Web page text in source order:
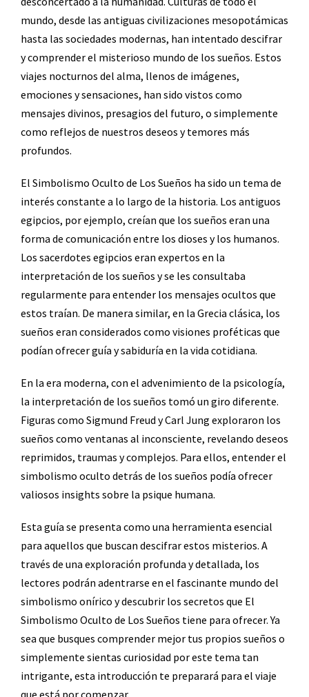
mundo, desde las antiguas civilizaciones mesopotámicas
hasta las sociedades modernas, han intentado descifrar
y comprender el misterioso mundo de los sueños. Estos
viajes nocturnos del alma, llenos de imágenes,
emociones y sensaciones, han sido vistos como
mensajes divinos, presagios del futuro, o simplemente
como reflejos de nuestros deseos y temores más
profundos.
El Simbolismo Oculto de Los Sueños ha sido un tema de
interés constante a lo largo de la historia. Los antiguos
egipcios, por ejemplo, creían que los sueños eran una
forma de comunicación entre los dioses y los humanos.
Los sacerdotes egipcios eran expertos en la
interpretación de los sueños y se les consultaba
regularmente para entender los mensajes ocultos que
estos traían. De manera similar, en la Grecia clásica, los
sueños eran considerados como visiones proféticas que
podían ofrecer guía y sabiduría en la vida cotidiana.
En la era moderna, con el advenimiento de la psicología,
la interpretación de los sueños tomó un giro diferente.
Figuras como Sigmund Freud y Carl Jung exploraron los
sueños como ventanas al inconsciente, revelando deseos
reprimidos, traumas y complejos. Para ellos, entender el
simbolismo oculto detrás de los sueños podía ofrecer
valiosos insights sobre la psique humana.
Esta guía se presenta como una herramienta esencial
para aquellos que buscan descifrar estos misterios. A
través de una exploración profunda y detallada, los
lectores podrán adentrarse en el fascinante mundo del
simbolismo onírico y descubrir los secretos que El
Simbolismo Oculto de Los Sueños tiene para ofrecer. Ya
sea que busques comprender mejor tus propios sueños o
simplemente sientas curiosidad por este tema tan
intrigante, esta introducción te preparará para el viaje